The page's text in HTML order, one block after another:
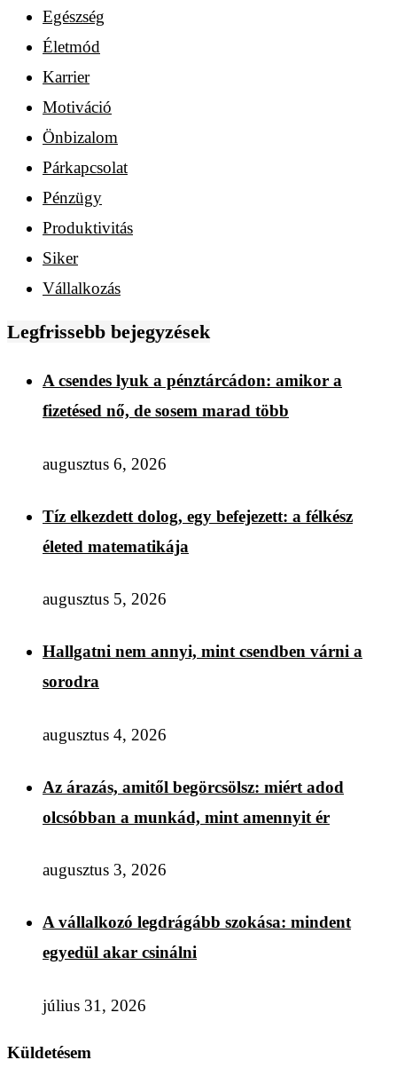
Egészség
Életmód
Karrier
Motiváció
Önbizalom
Párkapcsolat
Pénzügy
Produktivitás
Siker
Vállalkozás
Legfrissebb bejegyzések
A csendes lyuk a pénztárcádon: amikor a
fizetésed nő, de sosem marad több
augusztus 6, 2026
Tíz elkezdett dolog, egy befejezett: a félkész
életed matematikája
augusztus 5, 2026
Hallgatni nem annyi, mint csendben várni a
sorodra
augusztus 4, 2026
Az árazás, amitől begörcsölsz: miért adod
olcsóbban a munkád, mint amennyit ér
augusztus 3, 2026
A vállalkozó legdrágább szokása: mindent
egyedül akar csinálni
július 31, 2026
Küldetésem